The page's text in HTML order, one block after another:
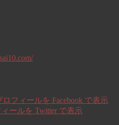
ロフィールを Facebook で表示
ールを Twitter で表示